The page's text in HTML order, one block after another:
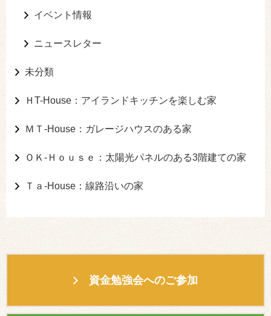
イベント情報
ニュースレター
未分類
ＨT-House：アイランドキッチンを楽しむ家
ＭＴ-House：ガレージハウスのある家
ＯＫ-Ｈｏｕｓｅ：太陽光パネルのある3階建ての家
Ｔａ-House：線路沿いの家
資金勉強会へのご参加